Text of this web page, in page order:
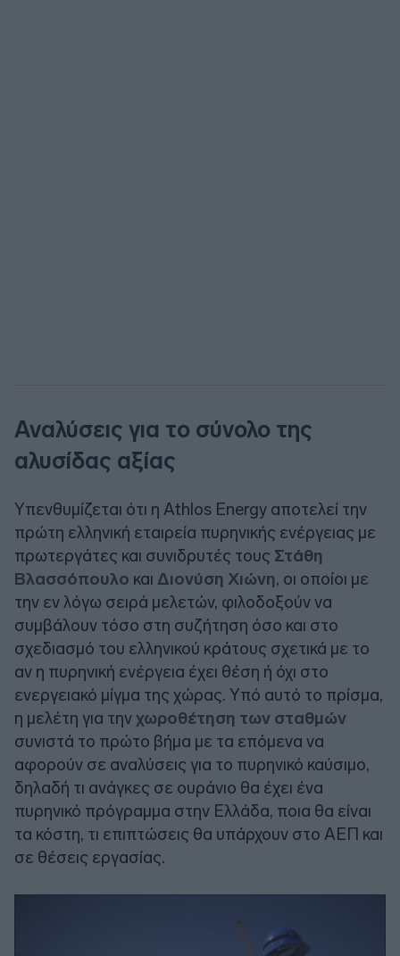
Αναλύσεις για το σύνολο της
αλυσίδας αξίας
Υπενθυμίζεται ότι η Athlos Energy αποτελεί την
πρώτη ελληνική εταιρεία πυρηνικής ενέργειας με
πρωτεργάτες και συνιδρυτές τους Στάθη
Βλασσόπουλο και Διονύση Χιώνη, οι οποίοι με
την εν λόγω σειρά μελετών, φιλοδοξούν να
συμβάλουν τόσο στη συζήτηση όσο και στο
σχεδιασμό του ελληνικού κράτους σχετικά με το
αν η πυρηνική ενέργεια έχει θέση ή όχι στο
ενεργειακό μίγμα της χώρας. Υπό αυτό το πρίσμα,
η μελέτη για τηνχωροθέτηση των σταθμών
συνιστά το πρώτο βήμα με τα επόμενα να
αφορούν σε αναλύσεις για το πυρηνικό καύσιμο,
δηλαδή τι ανάγκες σε ουράνιο θα έχει ένα
πυρηνικό πρόγραμμα στην Ελλάδα, ποια θα είναι
τα κόστη, τι επιπτώσεις θα υπάρχουν στο ΑΕΠ και
σε θέσεις εργασίας.